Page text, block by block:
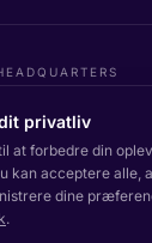
52A
privatliv
at forbedre din
kan acceptere alle,
dine
.